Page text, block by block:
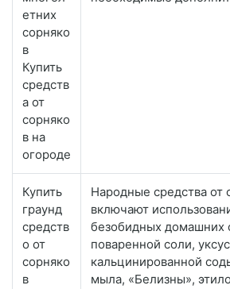
етних
сорняко
в
Купить
средств
а от
сорняко
в на
огороде
Купить
граунд
средств
о от
сорняко
в
Народные средства от
включают
безобидных домашних
поваренной соли,
кальцинированной
мыла, «Белизны»,